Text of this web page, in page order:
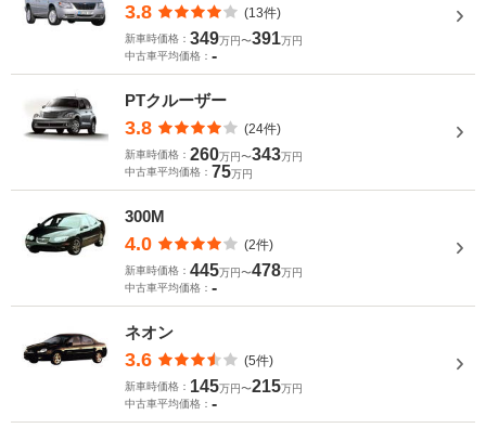
3.8 (13件)
新車時価格： 349万円〜391万円
中古車平均価格： -
PTクルーザー
3.8 (24件)
新車時価格： 260万円〜343万円
中古車平均価格： 75万円
300M
4.0 (2件)
新車時価格： 445万円〜478万円
中古車平均価格： -
ネオン
3.6 (5件)
新車時価格： 145万円〜215万円
中古車平均価格： -